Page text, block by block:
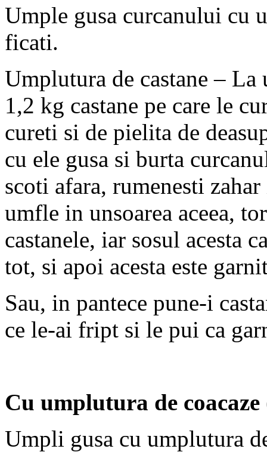
Umple gusa curcanului cu
ficati.
Umplutura de castane –
1,2 kg castane pe care le
cureti si de pielita de
cu ele gusa si burta
scoti afara, rumenesti
umfle in unsoarea aceea,
castanele, iar sosul acesta
tot, si apoi acesta este
Sau, in pantece pune-i
ce le-ai fript si le pui ca
Cu umplutura de coacaze
Umpli gusa cu umplutura